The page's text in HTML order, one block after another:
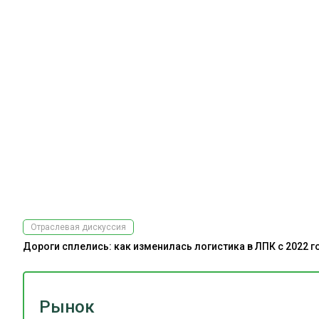
Рынок
Отраслевая дискуссия
Дороги сплелись: как изменилась логистика в ЛПК с 2022